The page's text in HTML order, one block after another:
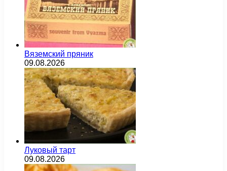
Вяземский пряник
09.08.2026
Луковый тарт
09.08.2026